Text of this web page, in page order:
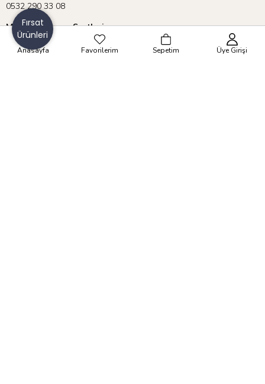
0532 290 33 08
Mağaza Çalışma Saatleri
Pazartesi - Cumartesi 10:00 - 19:00
Pazar 11:00 - 17:00
Fırsat
Ürünleri
Anasayfa Favorilerim Sepetim Üye Girişi